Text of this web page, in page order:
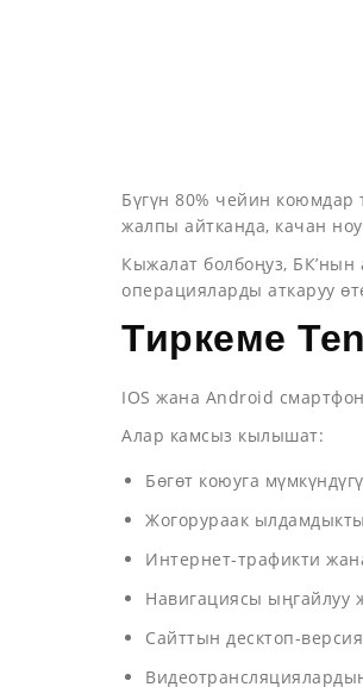
Бүгүн 80% чейин
жалпы айтканда, качан
Кыжалат болбоңуз,
операцияларды аткаруу
Тиркеме
IOS жана Android
Алар камсыз кылышат:
Бөгөт коюуга
Жогорураак
Интернет-трафикти
Навигациясы ыңгайлуу
Сайттын десктоп-